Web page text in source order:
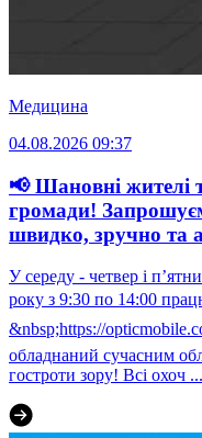
Медицина
04.08.2026 09:37
📢 Шановні жителі
громади!
швидко, зручно та
У середу - четвер і
року з 9:30 по 14:00
&nbsp;https://
обладнаний сучасним
гостроти зору! Всі охоч ...